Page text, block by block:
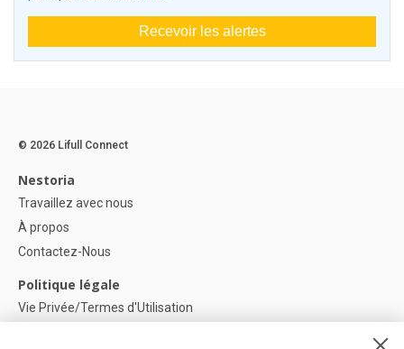
Recevoir les alertes
© 2026 Lifull Connect
Nestoria
Travaillez avec nous
À propos
Contactez-Nous
Politique légale
Vie Privée/Termes d'Utilisation